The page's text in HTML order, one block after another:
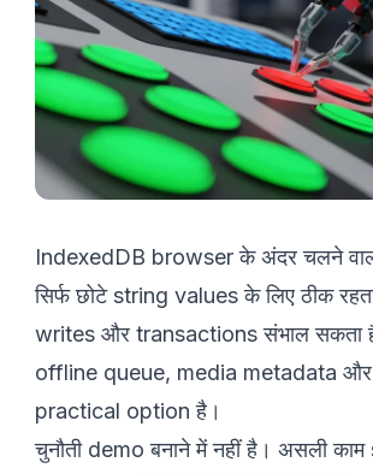
IndexedDB browser के अंदर चलने
सिर्फ छोटे string values के लिए ठीक
writes और transactions संभाल
offline queue, media metadata और
practical option है।
चुनौती demo बनाने में नहीं है। असली